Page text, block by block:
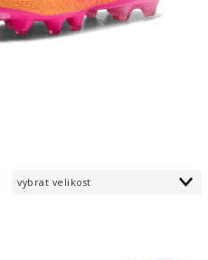
vybrat velikost